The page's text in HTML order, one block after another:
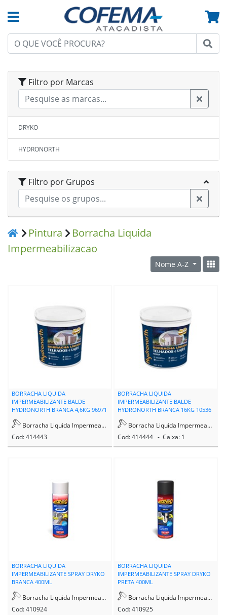
Filtro por Marcas
DRYKO
HYDRONORTH
Filtro por Grupos
Pintura
Borracha Liquida
Impermeabilizacao
Nome A-Z
BORRACHA LIQUIDA
IMPERMEABILIZANTE BALDE
HYDRONORTH BRANCA 4,6KG 96971
Borracha Liquida Impermeabilizacao
Cod: 414443
BORRACHA LIQUIDA
IMPERMEABILIZANTE BALDE
HYDRONORTH BRANCA 16KG 10536
Borracha Liquida Impermeabilizacao
Cod: 414444 - Caixa: 1
BORRACHA LIQUIDA
IMPERMEABILIZANTE SPRAY DRYKO
BRANCA 400ML
Borracha Liquida Impermeabilizacao
Cod: 410924
BORRACHA LIQUIDA
IMPERMEABILIZANTE SPRAY DRYKO
PRETA 400ML
Borracha Liquida Impermeabilizacao
Cod: 410925